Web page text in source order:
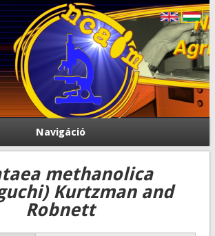
Navigáció
methanolica
Kurtzman and
Robnett